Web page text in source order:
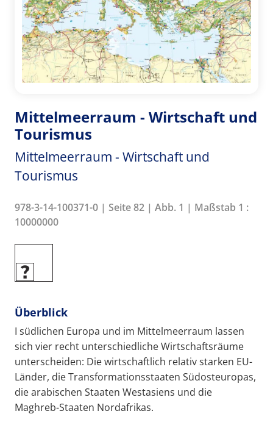
Mittelmeerraum - Wirtschaft und
Tourismus
Mittelmeerraum - Wirtschaft und
Tourismus
978-3-14-100371-0 | Seite 82 | Abb. 1 | Maßstab 1 :
10000000
Überblick
I südlichen Europa und im Mittelmeerraum lassen
sich vier recht unterschiedliche Wirtschaftsräume
unterscheiden: Die wirtschaftlich relativ starken EU-
Länder, die Transformationsstaaten Südosteuropas,
die arabischen Staaten Westasiens und die
Maghreb-Staaten Nordafrikas.